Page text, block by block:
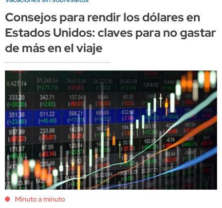
Consejos para rendir los dólares en
Estados Unidos: claves para no gastar
de más en el viaje
Minuto a minuto